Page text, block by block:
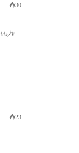
30
23